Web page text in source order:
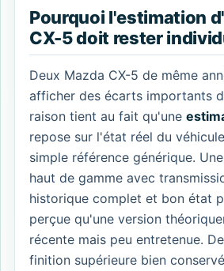
Pourquoi l'estimation
CX-5 doit rester
Deux Mazda CX-5 de même
afficher des écarts importants
raison tient au fait qu'une
repose sur l'état réel du
simple référence générique.
haut de gamme avec
historique complet et bon état
perçue qu'une version
récente mais peu entretenue.
finition supérieure bien